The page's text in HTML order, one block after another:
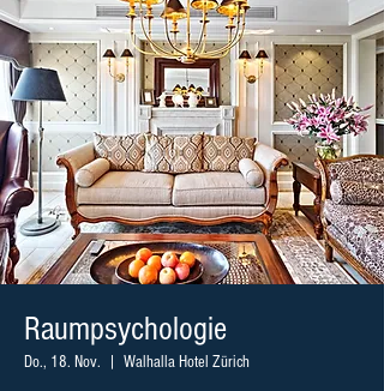
Raumpsychologie
Do., 18. Nov. Walhalla Hotel Zürich